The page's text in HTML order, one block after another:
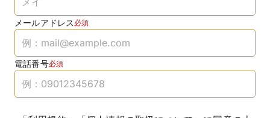
メールアドレス 必須
電話番号必須